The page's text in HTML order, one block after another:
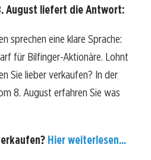
August liefert die Antwort:
sprechen eine klare Sprache:
für Bilfinger-Aktionäre. Lohnt
Sie lieber verkaufen? In der
8. August erfahren Sie was
Hier weiterlesen...